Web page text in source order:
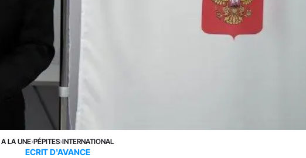
A LA UNE›PÉPITES›INTERNATIONAL
ECRIT D'AVANCE